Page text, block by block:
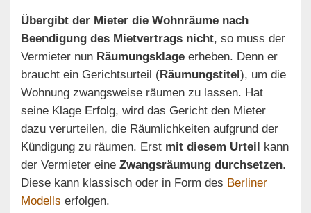
Übergibt der Mieter die Wohnräume nach
Beendigung des Mietvertrags nicht, so muss der
Vermieter nun Räumungsklage erheben. Denn er
braucht ein Gerichtsurteil (Räumungstitel), um die
Wohnung zwangsweise räumen zu lassen. Hat
seine Klage Erfolg, wird das Gericht den Mieter
dazu verurteilen, die Räumlichkeiten aufgrund der
Kündigung zu räumen. Erst mit diesem Urteil kann
der Vermieter eine Zwangsräumung durchsetzen.
Diese kann klassisch oder in Form des Berliner
Modells erfolgen.